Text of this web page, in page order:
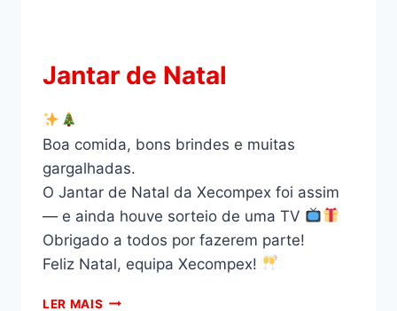
Jantar de Natal
Boa comida, bons brindes e muitas
gargalhadas.
O Jantar de Natal da Xecompex foi assim
— e ainda houve sorteio de uma TV
Obrigado a todos por fazerem parte!
Feliz Natal, equipa Xecompex!
LER MAIS